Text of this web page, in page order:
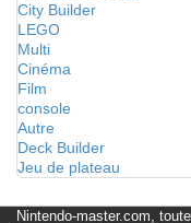
City Builder
LEGO
Multi
Cinéma
Film
console
Autre
Deck Builder
Jeu de plateau
Nintendo-master.com,